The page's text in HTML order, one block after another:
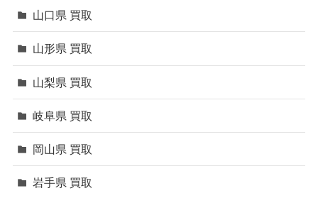
山口県 買取
山形県 買取
山梨県 買取
岐阜県 買取
岡山県 買取
岩手県 買取